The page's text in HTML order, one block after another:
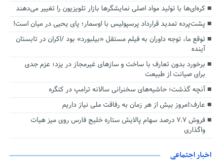
کره‌ای‌ها با تولید مواد اصلی نمایشگرها بازار تلویزیون را تغییر می‌دهند
پشت‌پرده تمدید قرارداد پرسپولیس با اوسمار؛ پای یحیی در میان است!
توقع ما، توجه داوران به فیلم مستقل «بیلبورد» بود /اکران در تابستان
آینده
برخورد بدون تعارف با ساخت‌ و سازهای غیرمجاز در یزد؛ عزم جدی
برای صیانت از طبیعت
آنچه گذشت؛ حاشیه‌های سخنرانی سالانه ترامپ در کنگره
عارف:امروز بیش از هر زمان به رفاقت ملی نیاز داریم
فروش ۷.۷ درصد سهام پالایش ستاره خلیج فارس روی میز هیات
واگذاری
اخبار اجتماعی